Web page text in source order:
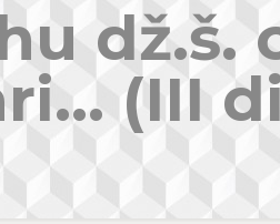
dž.š.
(III